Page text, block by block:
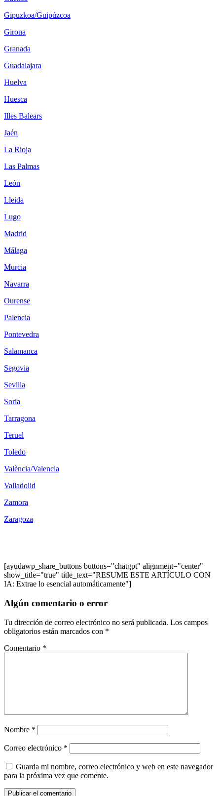
Gipuzkoa/Guipúzcoa
Girona
Granada
Guadalajara
Huelva
Huesca
Illes Balears
Jaén
La Rioja
Las Palmas
León
Lleida
Lugo
Madrid
Málaga
Murcia
Navarra
Ourense
Palencia
Pontevedra
Salamanca
Segovia
Sevilla
Soria
Tarragona
Teruel
Toledo
València/Valencia
Valladolid
Zamora
Zaragoza
[ayudawp_share_buttons buttons="chatgpt" alignment="center"
show_title="true" title_text="RESUME ESTE ARTÍCULO CON
IA: Extrae lo esencial automáticamente"]
Algún comentario o error
Tu dirección de correo electrónico no será publicada. Los campos
obligatorios están marcados con *
Comentario *
Nombre *
Correo electrónico *
Guarda mi nombre, correo electrónico y web en este navegador
para la próxima vez que comente.